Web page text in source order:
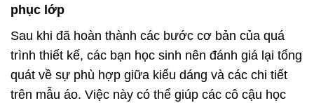
phục lớp
Sau khi đã hoàn thành các bước cơ bản của quá
trình thiết kế, các bạn học sinh nên đánh giá lại tổng
quát về sự phù hợp giữa kiểu dáng và các chi tiết
trên mẫu áo. Việc này có thể giúp các cô cậu học